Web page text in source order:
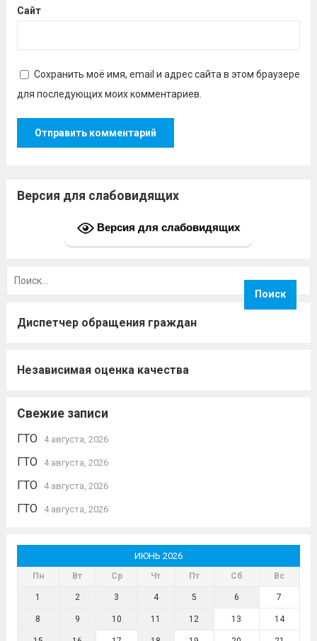
Сайт
Сохранить моё имя, email и адрес сайта в этом браузере
для последующих моих комментариев.
Версия для слабовидящих
Версия для слабовидящих
Диспетчер обращения граждан
Независимая оценка качества
Свежие записи
ГТО 4 августа, 2026
ГТО 4 августа, 2026
ГТО 4 августа, 2026
ГТО 4 августа, 2026
ИЮНЬ 2026
Пн Вт Ср Чт Пт Сб Вс
1 2 3 4 5 6 7
8 9 10 11 12 13 14